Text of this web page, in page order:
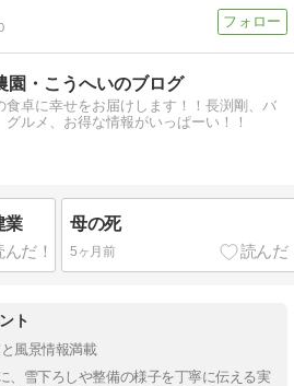
園・こうへいのブログ
食卓に幸せをお届けします！！長渕剛、バ
グルメ、お得な情報がいっぱーい！！
業 母の死
5ヶ月前
ト
風景情報満載
、雪下ろしや整備の様子を丁寧に伝える実